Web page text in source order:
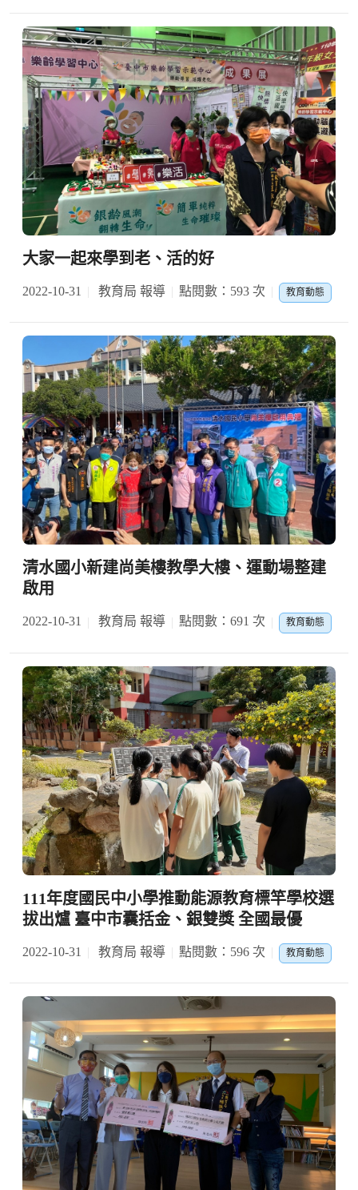
大家一起來學到老、活的好
2022-10-31 教育局 報導 點閱數：593 次 教育動態
清水國小新建尚美樓教學大樓、運動場整建
啟用
2022-10-31 教育局 報導 點閱數：691 次 教育動態
111年度國民中小學推動能源教育標竿學校選
拔出爐 臺中市囊括金、銀雙獎 全國最優
2022-10-31 教育局 報導 點閱數：596 次 教育動態